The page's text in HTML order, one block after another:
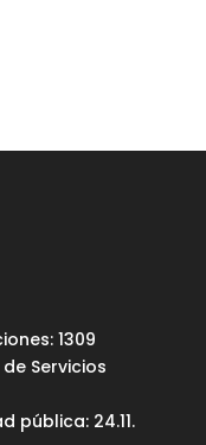
1309
Servicios
pública: 24.11.